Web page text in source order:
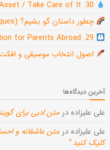
چطور داستان گو بشیم؟ (Storytelling Voice Techniques)
اصول انتخاب موسیقی و
آخرین دیدگاه‌ها
علی علیزاده در متن ادبی برای
علی علیزاده در متن عاشقانه و
کلیک کنید “